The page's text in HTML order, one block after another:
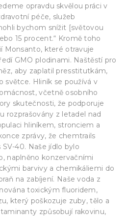
opravdu skvělou práci v
péče, služeb
bychom snížit [světovou
15 procent.“ Kromě toho
Monsanto, které otravuje
GMO plodinami. Naštěstí pro
aby zaplatil presstitutkám,
světce. Hliník se používá v
včetně osobního
skutečnosti, že podporuje
rozprašovány z letadel nad
hliníkem, stronciem a
zprávy, že chemtrails
40. Naše jídlo bylo
naplněno konzervačními
barvivy a chemikáliemi do
na zabíjení. Naše voda z
toxickým fluoridem,
který poškozuje zuby, tělo a
způsobují rakovinu,